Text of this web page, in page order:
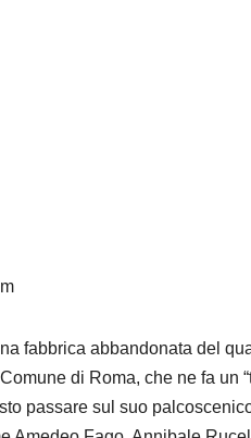
fabbrica abbandonata del
di Roma, che ne fa un
passare sul suo